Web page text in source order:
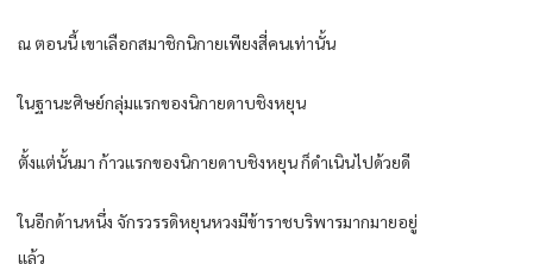
ณ ตอนนี้ เขาเลือกสมาชิกนิกายเพียงสี่คนเท่านั้น
ในฐานะศิษย์กลุ่มแรกของนิกายดาบชิงหยุน
ตั้งแต่นั้นมา ก้าวแรกของนิกายดาบชิงหยุน ก็ดำเนินไปด้วยดี
ในอีกด้านหนึ่ง จักรวรรดิหยุนหวงมีข้าราชบริพารมากมายอยู่
แล้ว